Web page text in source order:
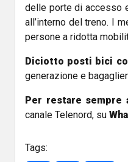
delle porte di accesso
all’interno del treno. I
persone a ridotta
Diciotto posti bici
generazione e
Per restare sempre
canale Telenord, su
Tags: